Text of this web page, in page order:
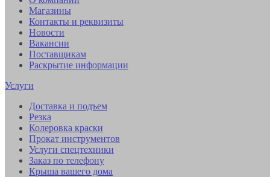
Магазины
Контакты и реквизиты
Новости
Вакансии
Поставщикам
Раскрытие информации
Услуги
Доставка и подъем
Резка
Колеровка краски
Прокат инструментов
Услуги спецтехники
Заказ по телефону
Крыша вашего дома